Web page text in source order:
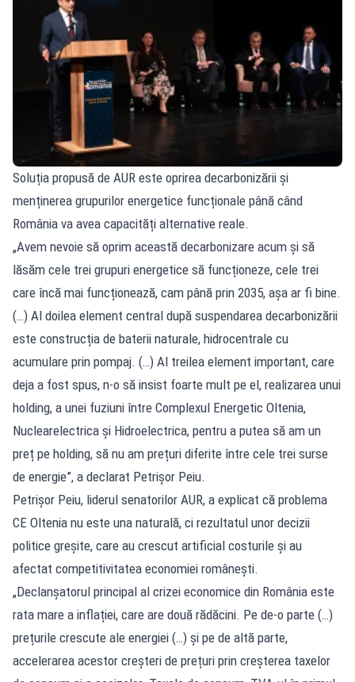
Soluția propusă de AUR este oprirea decarbonizării și
menținerea grupurilor energetice funcționale până când
România va avea capacități alternative reale.
„Avem nevoie să oprim această decarbonizare acum și să
lăsăm cele trei grupuri energetice să funcționeze, cele trei
care încă mai funcționează, cam până prin 2035, așa ar fi bine.
(…) Al doilea element central după suspendarea decarbonizării
este construcția de baterii naturale, hidrocentrale cu
acumulare prin pompaj. (…) Al treilea element important, care
deja a fost spus, n-o să insist foarte mult pe el, realizarea unui
holding, a unei fuziuni între Complexul Energetic Oltenia,
Nuclearelectrica și Hidroelectrica, pentru a putea să am un
preț pe holding, să nu am prețuri diferite între cele trei surse
de energie”, a declarat Petrișor Peiu.
Petrișor Peiu, liderul senatorilor AUR, a explicat că problema
CE Oltenia nu este una naturală, ci rezultatul unor decizii
politice greșite, care au crescut artificial costurile și au
afectat competitivitatea economiei românești.
„Declanșatorul principal al crizei economice din România este
rata mare a inflației, care are două rădăcini. Pe de-o parte (…)
prețurile crescute ale energiei (…) și pe de altă parte,
accelerarea acestor creșteri de prețuri prin creșterea taxelor